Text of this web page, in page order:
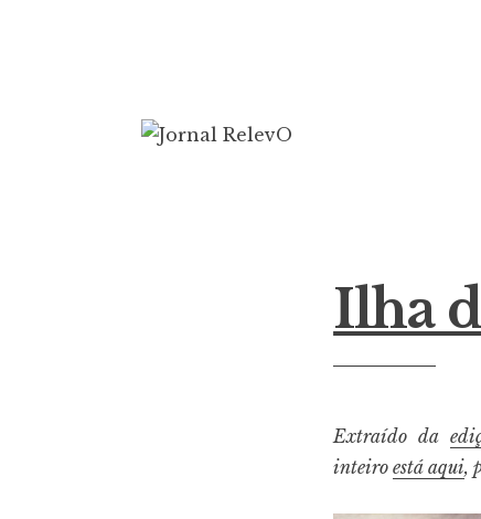
para
Ilha
Extraído da
inteiroestá aqui,